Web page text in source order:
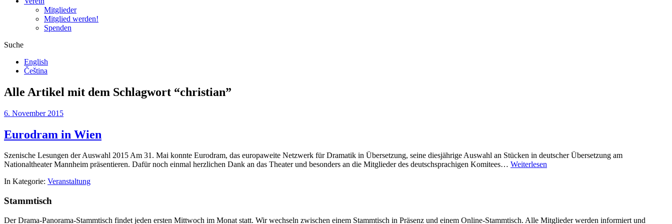
Mitglieder
Mitglied werden!
Spenden
Suche
English
Čeština
Alle Artikel mit dem Schlagwort “christian”
6. November 2015
Eurodram in Wien
Szenische Lesungen der Auswahl 2015 Am 31. Mai konnte Eurodram, das europaweite Netzwerk für Dramatik in Übersetzung, seine diesjährige Auswahl an Stücken in deutscher Übersetzung am
Nationaltheater Mannheim präsentieren. Dafür noch einmal herzlichen Dank an das Theater und besonders an die Mitglieder des deutschsprachigen Komitees… Weiterlesen
In Kategorie: Veranstaltung
Stammtisch
Der Drama-Panorama-Stammtisch findet jeden ersten Mittwoch im Monat statt. Wir wechseln zwischen einem Stammtisch in Präsenz und einem Online-Stammtisch. Alle Mitglieder werden informiert und